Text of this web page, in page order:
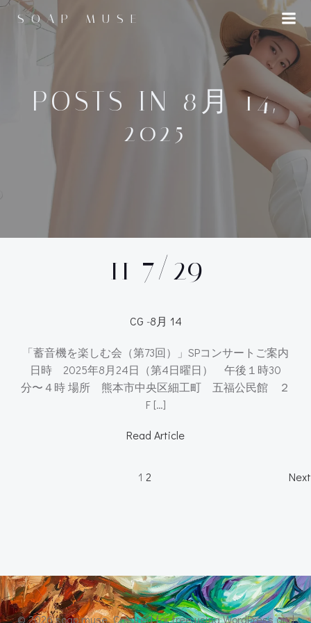
へ
ス
キ
ッ
SOAP MUSE
POSTS IN 8月 14,
2025
11 7/29
CG -8月 14
「蓄音機を楽しむ会（第73回）」SPコンサートご案内
日時 2025年8月24日（第4日曜日） 午後１時30
分〜４時 場所 熊本市中央区細工町 五福公民館 ２
F […]
Read Article
Page
1 Page
2 Next
© 2026 soap muse. Created for free using WordPress and